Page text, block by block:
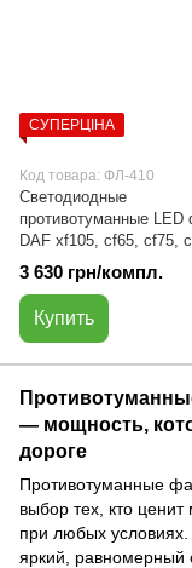
СУПЕРЦІНА
Код товара: ФЛ-410
Светодиодные
противотуманные
DAF xf105, cf65, cf75,
lf45, lf55 (100мм) 12-
ФЛ-410
3 630 грн/компл.
Купить
— мощность,
дороге
Противотуманные
выбор тех, кто
при любых
яркий, равномерный